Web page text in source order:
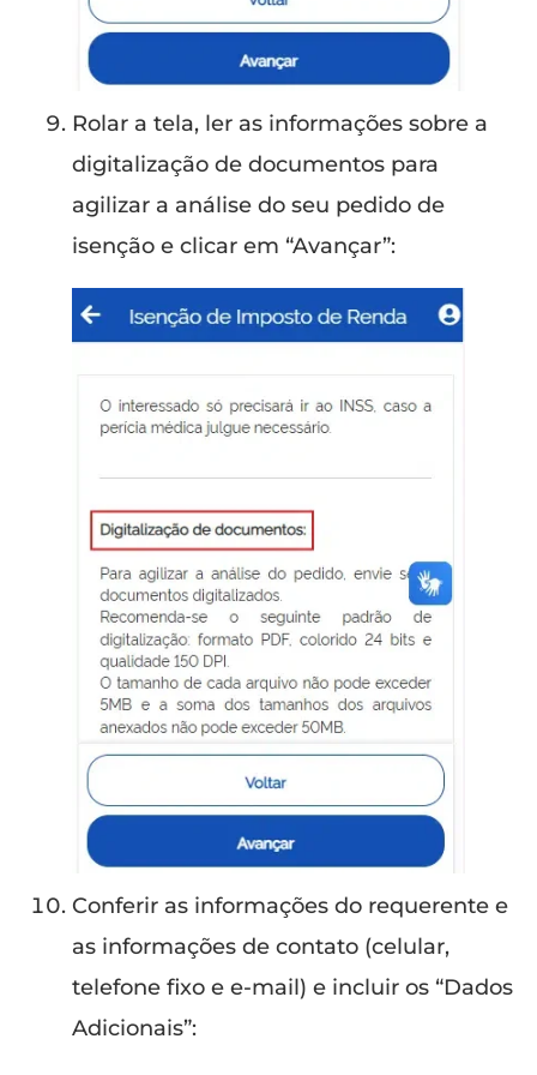
Rolar a tela, ler as informações sobre a
digitalização de documentos para
agilizar a análise do seu pedido de
isenção e clicar em “Avançar”:
Conferir as informações do requerente e
as informações de contato (celular,
telefone fixo e e-mail) e incluir os “Dados
Adicionais”: